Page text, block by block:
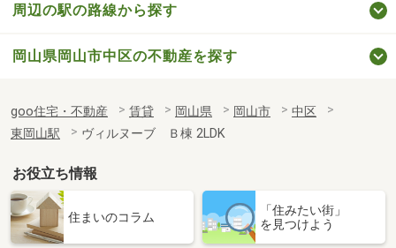
周辺の駅の路線から探す
岡山県岡山市中区の不動産を探す
goo住宅・不動産 賃貸 岡山県 岡山市
中区
東岡山駅
ヴィルヌーブ Ｂ棟 2LDK
お役立ち情報
住まいのコラム
「住みたい街」
を見つけよう